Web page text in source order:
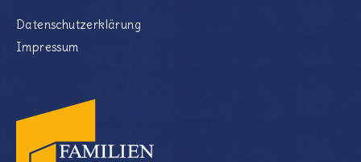
Datenschutzerklärung
Impressum